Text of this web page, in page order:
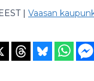
| Vaasan